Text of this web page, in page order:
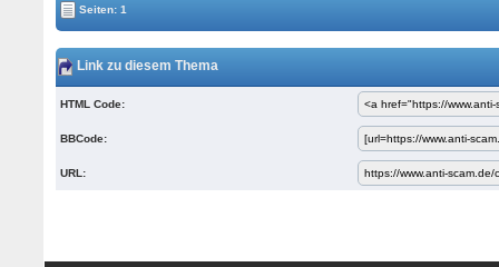
Seiten: 1
Link zu diesem Thema
HTML Code:
BBCode:
URL: